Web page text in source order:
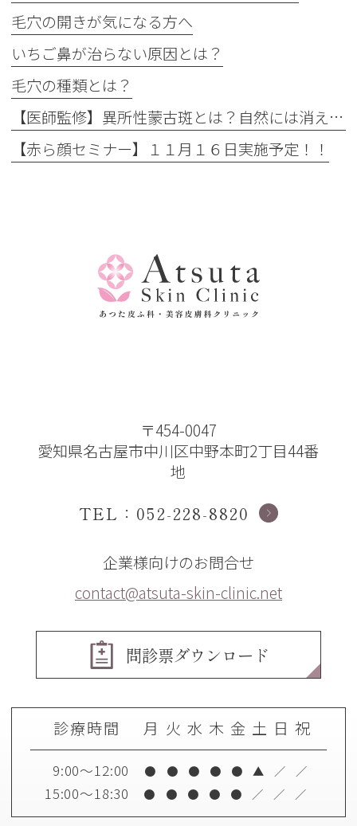
毛穴の開きが気になる方へ
いちご鼻が治らない原因とは？
毛穴の種類とは？
【医師監修】異所性蒙古斑とは？自然には消えない？名古屋市なら保険適用で無料治療できるケースを解説
【赤ら顔セミナー】１１月１６日実施予定！！
〒454-0047
愛知県名古屋市中川区中野本町2丁目44番
地
TEL：052-228-8820
企業様向けのお問合せ
contact@atsuta-skin-clinic.net
問診票ダウンロード
診療時間 月 火 水 木 金 土 日 祝
9:00～12:00 ● ● ● ● ● ▲ ／ ／
15:00～18:30 ● ● ● ● ● ／ ／ ／